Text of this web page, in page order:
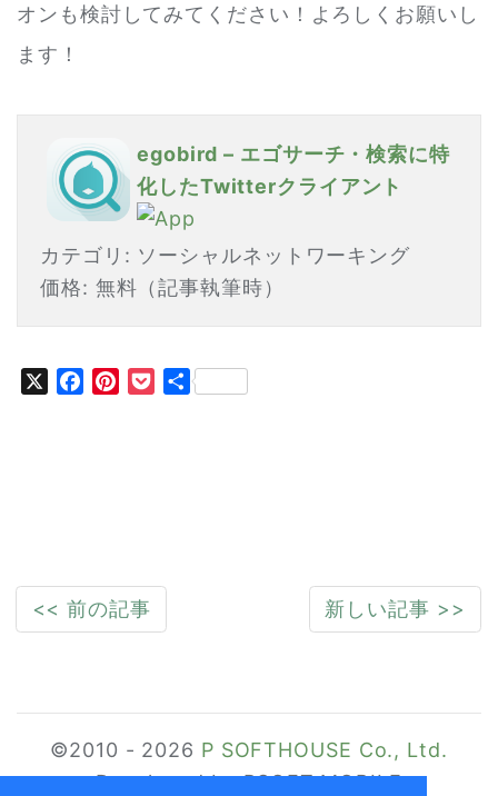
オンも検討してみてください！よろしくお願いし
ます！
egobird – エゴサーチ・検索に特
化したTwitterクライアント
カテゴリ: ソーシャルネットワーキング
価格: 無料（記事執筆時）
Facebook
Pinterest
Pocket
共
<< 前の記事 新しい記事 >>
©2010 - 2026 P SOFTHOUSE Co., Ltd.
Developed by PSOFT MOBILE